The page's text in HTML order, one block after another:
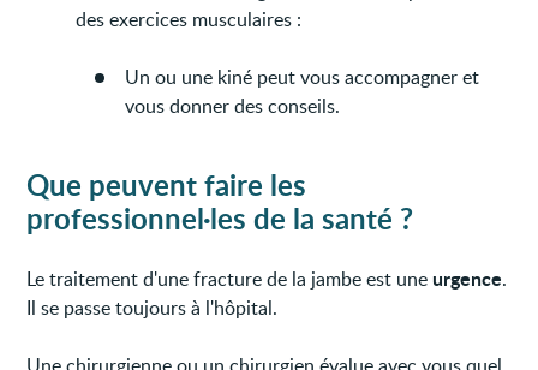
des exercices musculaires :
Un ou une kiné peut vous accompagner et
vous donner des conseils.
Que peuvent faire les
professionnel·les de la santé ?
Le traitement d'une fracture de la jambe est une urgence.
Il se passe toujours à l'hôpital.